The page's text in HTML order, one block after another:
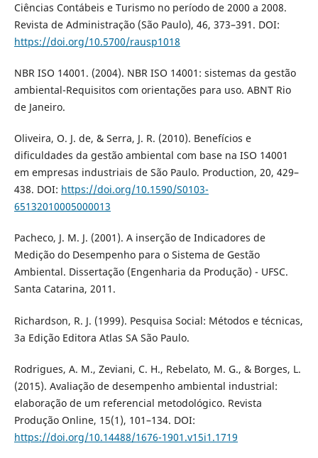
Ciências Contábeis e Turismo no período de 2000 a 2008.
Revista de Administração (São Paulo), 46, 373–391. DOI:
https://doi.org/10.5700/rausp1018
NBR ISO 14001. (2004). NBR ISO 14001: sistemas da gestão
ambiental-Requisitos com orientações para uso. ABNT Rio
de Janeiro.
Oliveira, O. J. de, & Serra, J. R. (2010). Benefícios e
dificuldades da gestão ambiental com base na ISO 14001
em empresas industriais de São Paulo. Production, 20, 429–
438. DOI: https://doi.org/10.1590/S0103-
65132010005000013
Pacheco, J. M. J. (2001). A inserção de Indicadores de
Medição do Desempenho para o Sistema de Gestão
Ambiental. Dissertação (Engenharia da Produção) - UFSC.
Santa Catarina, 2011.
Richardson, R. J. (1999). Pesquisa Social: Métodos e técnicas,
3a Edição Editora Atlas SA São Paulo.
Rodrigues, A. M., Zeviani, C. H., Rebelato, M. G., & Borges, L.
(2015). Avaliação de desempenho ambiental industrial:
elaboração de um referencial metodológico. Revista
Produção Online, 15(1), 101–134. DOI:
https://doi.org/10.14488/1676-1901.v15i1.1719